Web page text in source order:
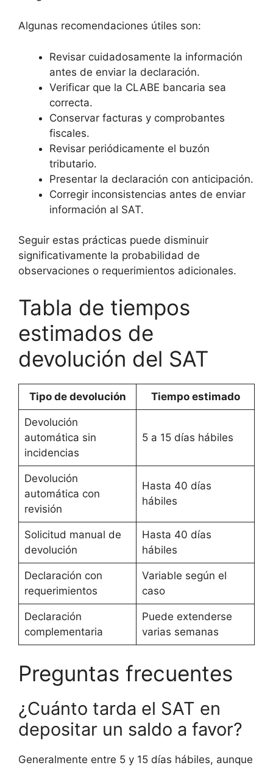
Algunas recomendaciones útiles son:
Revisar cuidadosamente la información
antes de enviar la declaración.
Verificar que la CLABE bancaria sea
correcta.
Conservar facturas y comprobantes
fiscales.
Revisar periódicamente el buzón
tributario.
Presentar la declaración con anticipación.
Corregir inconsistencias antes de enviar
información al SAT.
Seguir estas prácticas puede disminuir
significativamente la probabilidad de
observaciones o requerimientos adicionales.
Tabla de tiempos
estimados de
devolución del SAT
Tipo de devolución Tiempo estimado
Devolución
automática sin
incidencias
5 a 15 días hábiles
Devolución
automática con
revisión
Hasta 40 días
hábiles
Solicitud manual de
devolución
Hasta 40 días
hábiles
Declaración con
requerimientos
Variable según el
caso
Declaración
complementaria
Puede extenderse
varias semanas
Preguntas frecuentes
¿Cuánto tarda el SAT en
depositar un saldo a favor?
Generalmente entre 5 y 15 días hábiles, aunque